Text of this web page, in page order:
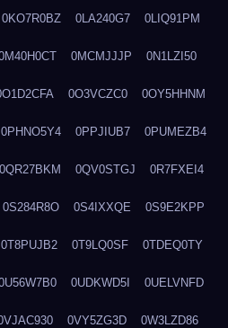
0KO7R0BZ 0LA240G7 0LIQ91PM
0MCMJJJP 0N1LZI50
0O3VCZC0 0OY5HHNM
0PHNO5Y4 0PPJIUB7 0PUMEZB4
0QR27BKM 0QV0STGJ 0R7FXEI4
0S284R8O 0S4IXXQE 0S9E2KPP
0T8PUJB2 0T9LQ0SF 0TDEQ0TY
0UDKWD5I 0UELVNFD
0VY5ZG3D 0W3LZD86